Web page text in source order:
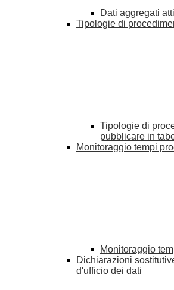
Dati aggregati
Tipologie di
Tipologie di
pubblicare in
Monitoraggio tempi
Monitoraggio
Dichiarazioni
d'ufficio dei dati